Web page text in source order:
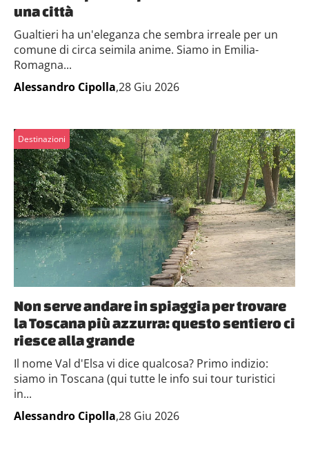
una città
Gualtieri ha un'eleganza che sembra irreale per un
comune di circa seimila anime. Siamo in Emilia-
Romagna...
Alessandro Cipolla,28 Giu 2026
Destinazioni
Non serve andare in spiaggia per trovare
la Toscana più azzurra: questo sentiero ci
riesce alla grande
Il nome Val d'Elsa vi dice qualcosa? Primo indizio:
siamo in Toscana (qui tutte le info sui tour turistici
in...
Alessandro Cipolla,28 Giu 2026